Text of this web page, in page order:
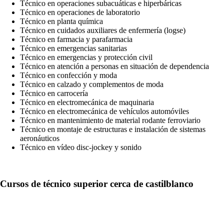
Técnico en operaciones subacuáticas e hiperbáricas
Técnico en operaciones de laboratorio
Técnico en planta química
Técnico en cuidados auxiliares de enfermería (logse)
Técnico en farmacia y parafarmacia
Técnico en emergencias sanitarias
Técnico en emergencias y protección civil
Técnico en atención a personas en situación de dependencia
Técnico en confección y moda
Técnico en calzado y complementos de moda
Técnico en carrocería
Técnico en electromecánica de maquinaria
Técnico en electromecánica de vehículos automóviles
Técnico en mantenimiento de material rodante ferroviario
Técnico en montaje de estructuras e instalación de sistemas
aeronáuticos
Técnico en vídeo disc-jockey y sonido
Cursos de técnico superior cerca de castilblanco